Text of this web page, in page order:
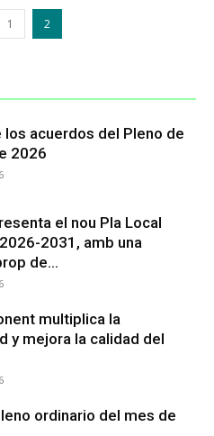
1 2
los acuerdos del Pleno de
2026
el nou Pla Local
2031, amb una
de...
multiplica la
y mejora la calidad del
ordinario del mes de